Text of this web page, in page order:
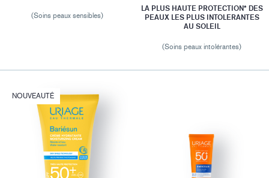
(Soins peaux sensibles)
LA PLUS HAUTE PROTECTION* DES
PEAUX LES PLUS INTOLERANTES
AU SOLEIL
(Soins peaux intolérantes)
NOUVEAUTÉ